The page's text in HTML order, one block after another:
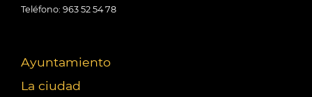
Teléfono: 963 52 54 78
Ayuntamiento
La ciudad